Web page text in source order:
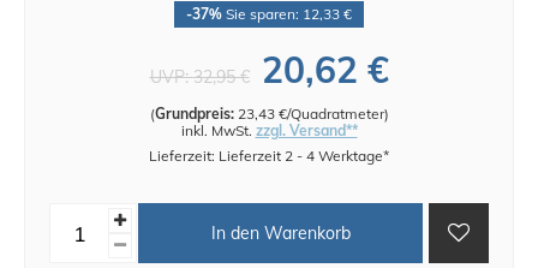
-37% Sie sparen: 12,33 €
UVP:32,95 € 20,62 €
(Grundpreis: 23,43 €/Quadratmeter)
inkl. MwSt. zzgl. Versand**
Lieferzeit: Lieferzeit 2 - 4 Werktage*
In den Warenkorb